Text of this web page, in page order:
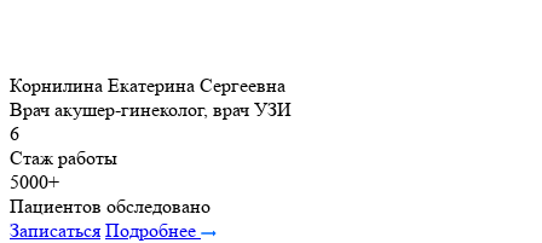
Корнилина Екатерина Сергеевна
Врач акушер-гинеколог, врач УЗИ
6
Стаж работы
5000+
Пациентов обследовано
Записаться Подробнее